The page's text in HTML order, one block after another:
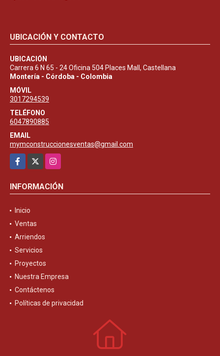
UBICACIÓN Y CONTACTO
UBICACIÓN
Carrera 6 N 65 - 24 Oficina 504 Places Mall, Castellana
Montería - Córdoba - Colombia
MÓVIL
3017294539
TELÉFONO
6047890885
EMAIL
mymconstruccionesventas@gmail.com
Facebook
Instagram
INFORMACIÓN
Inicio
Ventas
Arriendos
Servicios
Proyectos
Nuestra Empresa
Contáctenos
Políticas de privacidad